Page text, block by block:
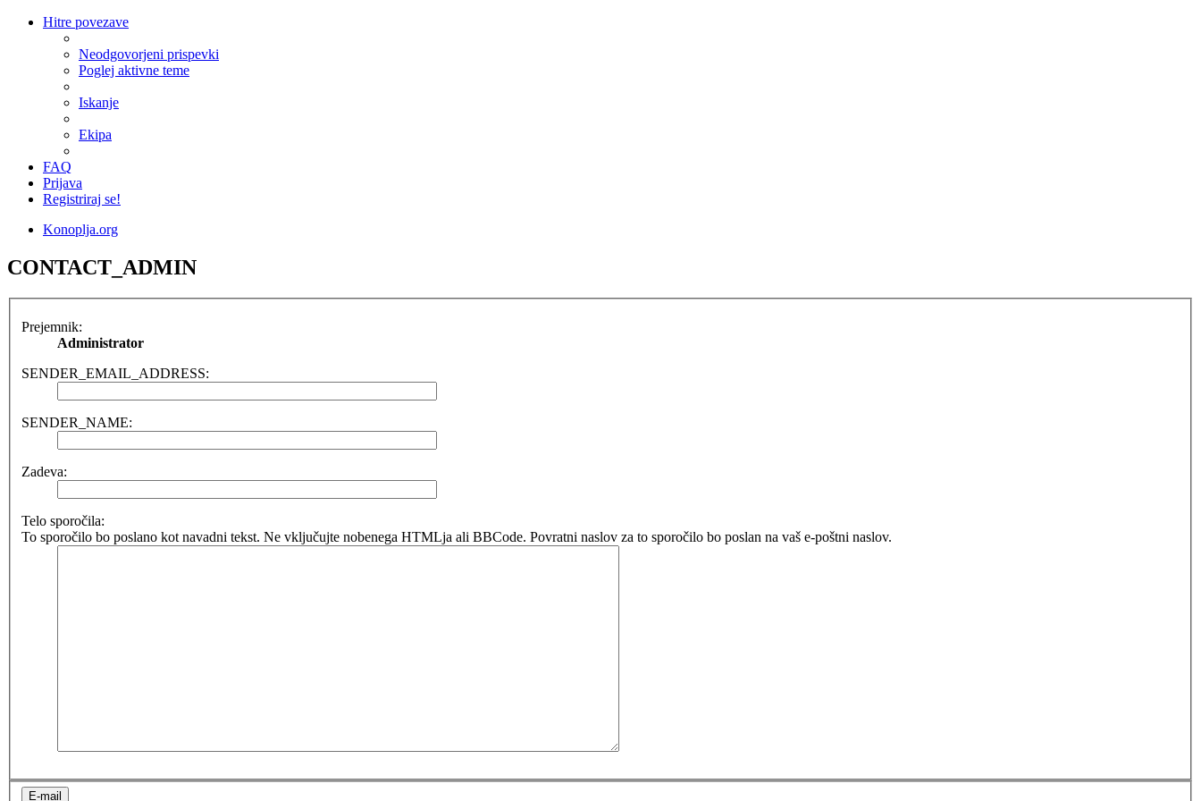
Hitre povezave
Neodgovorjeni prispevki
Poglej aktivne teme
Iskanje
Ekipa
FAQ
Prijava
Registriraj se!
Konoplja.org
CONTACT_ADMIN
Prejemnik:
Administrator
SENDER_EMAIL_ADDRESS:
SENDER_NAME:
Zadeva:
Telo sporočila:
To sporočilo bo poslano kot navadni tekst. Ne vključujte nobenega HTMLja ali BBCode. Povratni naslov za to sporočilo bo poslan na vaš e-poštni naslov.